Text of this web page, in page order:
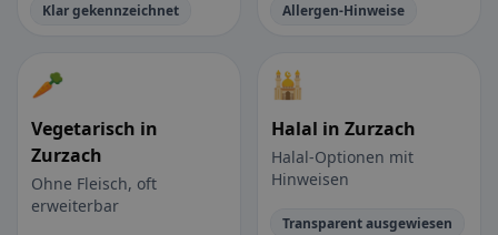
Klar gekennzeichnet Allergen-Hinweise
🥕
Vegetarisch in
Zurzach
Ohne Fleisch, oft
erweiterbar
🕌
Halal in Zurzach
Halal-Optionen mit
Hinweisen
Transparent ausgewiesen